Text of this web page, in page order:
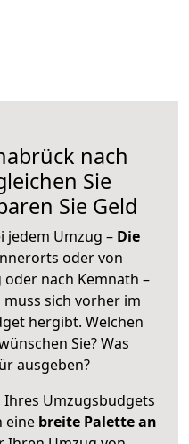
nach
Sie
Sie Geld
jedem Umzug – Die
oder von
nach Kemnath –
muss sich vorher im
hergibt. Welchen
Sie? Was
ausgeben?
Umzugsbudgets
eine breite Palette an